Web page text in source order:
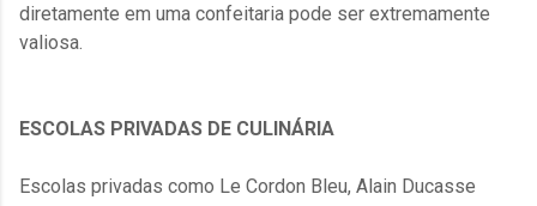
diretamente em uma confeitaria pode ser extremamente
valiosa.
ESCOLAS PRIVADAS DE CULINÁRIA
Escolas privadas como Le Cordon Bleu, Alain Ducasse